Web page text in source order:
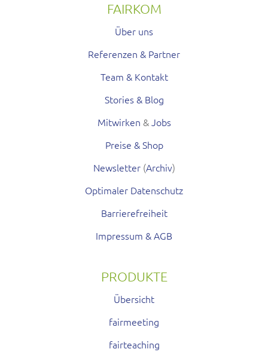
FAIRKOM
Über uns
Referenzen & Partner
Team & Kontakt
Stories & Blog
Mitwirken &Jobs
Preise & Shop
Newsletter(Archiv)
Optimaler Datenschutz
Barrierefreiheit
Impressum & AGB
PRODUKTE
Übersicht
fairmeeting
fairteaching